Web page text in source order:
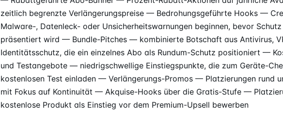
zeitlich begrenzte Verlängerungspreise — Bedrohungsgeführte Hooks —
Malware-, Datenleck- oder Unsicherheitswarnungen beginnen, bevor
präsentiert wird — Bundle-Pitches — kombinierte Botschaft aus Antivirus,
Identitätsschutz, die ein einzelnes Abo als Rundum-Schutz positioniert —
und Testangebote — niedrigschwellige Einstiegspunkte, die zum Geräte-
kostenlosen Test einladen — Verlängerungs-Promos — Platzierungen rund
mit Fokus auf Kontinuität — Akquise-Hooks über die Gratis-Stufe —
kostenlose Produkt als Einstieg vor dem Premium-Upsell bewerben